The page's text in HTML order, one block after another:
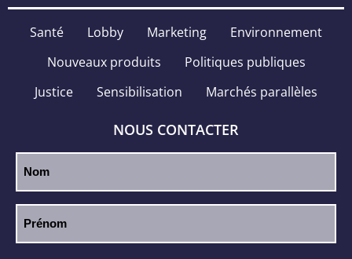
Santé Lobby Marketing
Environnement
Nouveaux produits
Politiques publiques
Justice
Sensibilisation Marchés parallèles
NOUS CONTACTER